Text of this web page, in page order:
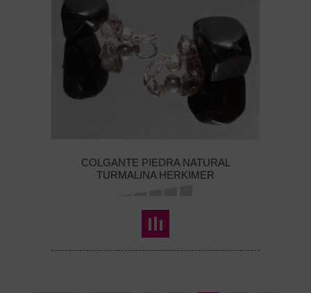
COLGANTE PIEDRA NATURAL
TURMALINA HERKIMER